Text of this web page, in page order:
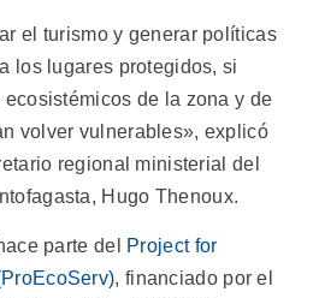
el turismo y generar políticas
los lugares protegidos, si
de la zona y de
volver vulnerables», explicó
regional ministerial del
Hugo Thenoux.
parte del
Project for
, financiado por el